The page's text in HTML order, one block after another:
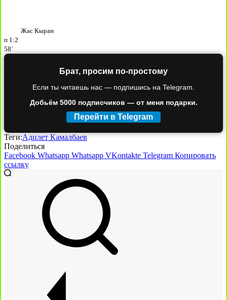
Жас Кыран
п 1:2
58`
Брат, просим по-простому
Если ты читаешь нас — подпишись на Telegram.
Добьём 5000 подписчиков — от меня подарки.
Перейти в Telegram
Теги:Адилет Камалбаев
Поделиться
Facebook Whatsapp Whatsapp VKontakte Telegram Копировать
ссылку